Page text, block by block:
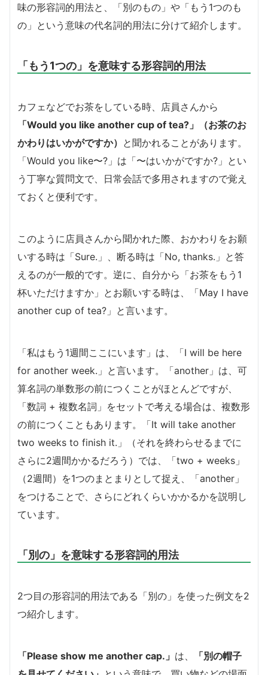
味の形容詞的用法と、「別のもの」や「もう1つのも
の」という意味の代名詞的用法に分けて紹介します。
「もう1つの」を意味する形容詞的用法
カフェなどでお茶をしている時、店員さんから
「Would you like another cup of tea?」（お茶のお
かわりはいかがですか） と聞かれることがあります。
「Would you like〜?」は「〜はいかがですか?」とい
う丁寧な質問文で、日常会話で多用されますので覚え
ておくと便利です。
このように店員さんから聞かれた際、おかわりをお願
いする時は「Sure.」、断る時は「No, thanks.」と答
えるのが一般的です。逆に、自分から「お茶をもう1
杯いただけますか」とお願いする時は、「May I have
another cup of tea?」と言います。
「私はもう1週間ここにいます」は、「I will be here
for another week.」と言います。「another」は、可
算名詞の単数形の前につくことがほとんどですが、
「数詞 + 複数名詞」をセットで考える場合は、複数形
の前につくこともあります。「It will take another
two weeks to finish it.」（それを終わらせるまでに
さらに2週間かかるだろう）では、「two + weeks」
（2週間）を1つのまとまりとして捉え、「another」
をつけることで、さらにどれくらいかかるかを説明し
ています。
「別の」を意味する形容詞的用法
2つ目の形容詞的用法である「別の」を使った例文を2
つ紹介します。
「Please show me another cap.」 は、
「別の帽子